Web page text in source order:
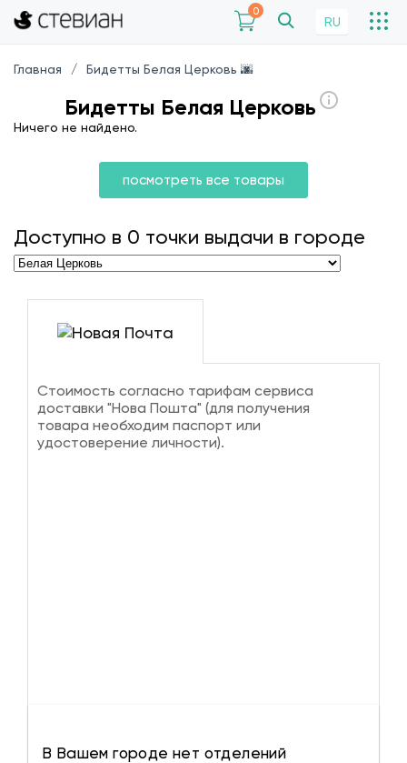
0
RU
Главная Бидетты Белая Церковь 🌆
Бидетты Белая Церковь
Ничего не найдено.
посмотреть все товары
Доступно в 0 точки выдачи в городе
Стоимость согласно тарифам сервиса
доставки "Нова Пошта" (для получения
товара необходим паспорт или
удостоверение личности).
В Вашем городе нет отделений